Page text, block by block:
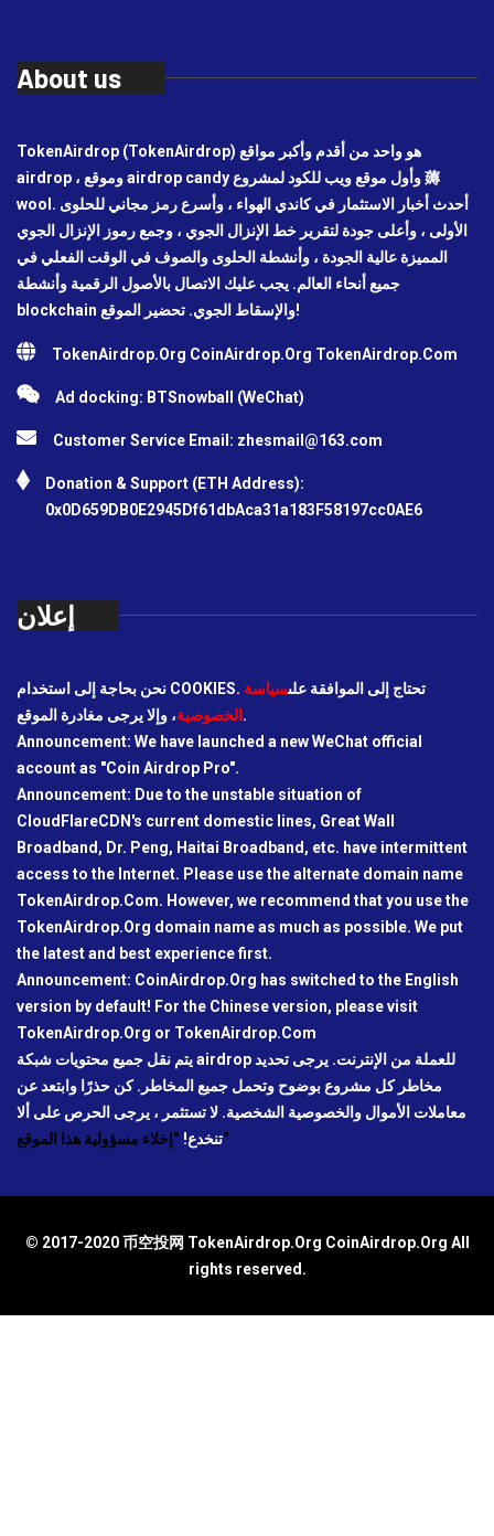
About us
TokenAirdrop (TokenAirdrop) هو واحد من أقدم وأكبر مواقع
airdrop ، وموقع airdrop candy وأول موقع ويب للكود لمشروع 薅
wool. أحدث أخبار الاستثمار في كاندي الهواء ، وأسرع رمز مجاني للحلوى
الأولى ، وأعلى جودة لتقرير خط الإنزال الجوي ، وجمع رموز الإنزال الجوي
المميزة عالية الجودة ، وأنشطة الحلوى والصوف في الوقت الفعلي في
جميع أنحاء العالم. يجب عليك الاتصال بالأصول الرقمية وأنشطة
blockchain والإسقاط الجوي. تحضير الموقع!
TokenAirdrop.Org CoinAirdrop.Org TokenAirdrop.Com
Ad docking: BTSnowball (WeChat)
Customer Service Email: zhesmail@163.com
Donation & Support (ETH Address):
0x0D659DB0E2945Df61dbAca31a183F58197cc0AE6
إعلان
نحن بحاجة إلى استخدام COOKIES. تحتاج إلى الموافقة علىسياسة
الخصوصية ، وإلا يرجى مغادرة الموقع.
Announcement: We have launched a new WeChat official
account as "Coin Airdrop Pro".
Announcement: Due to the unstable situation of
CloudFlareCDN's current domestic lines, Great Wall
Broadband, Dr. Peng, Haitai Broadband, etc. have intermittent
access to the Internet. Please use the alternate domain name
TokenAirdrop.Com. However, we recommend that you use the
TokenAirdrop.Org domain name as much as possible. We put
the latest and best experience first.
Announcement: CoinAirdrop.Org has switched to the English
version by default! For the Chinese version, please visit
TokenAirdrop.Org or TokenAirdrop.Com
يتم نقل جميع محتويات شبكة airdrop للعملة من الإنترنت. يرجى تحديد
مخاطر كل مشروع بوضوح وتحمل جميع المخاطر. كن حذرًا وابتعد عن
معاملات الأموال والخصوصية الشخصية. لا تستثمر ، يرجى الحرص على ألا
تنخدع!"إخلاء مسؤولية هذا الموقع"
© 2017-2020 币空投网 TokenAirdrop.Org CoinAirdrop.Org All
rights reserved.